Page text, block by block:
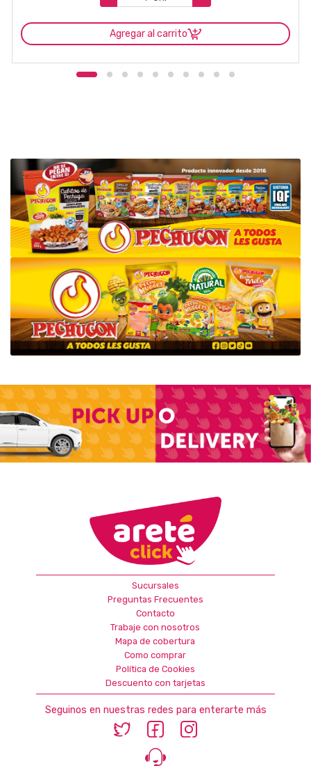
Agregar al carrito
Sucursales
Preguntas Frecuentes
Contacto
Trabaje con nosotros
Mapa de cobertura
Como comprar
Política de Cookies
Descuento con tarjetas
Seguinos en nuestras redes para enterarte más